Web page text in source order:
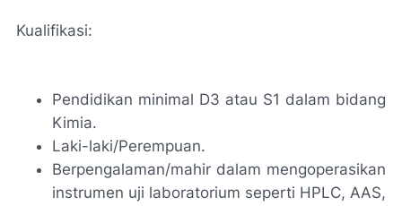
Kualifikasi:
Pendidikan minimal D3 atau S1 dalam bidang
Kimia.
Laki-laki/Perempuan.
Berpengalaman/mahir dalam mengoperasikan
instrumen uji laboratorium seperti HPLC, AAS,